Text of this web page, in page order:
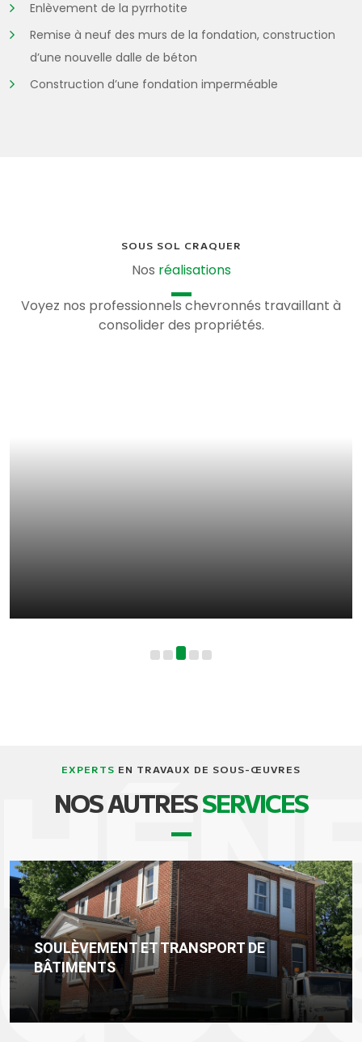
Enlèvement de la pyrrhotite
Remise à neuf des murs de la fondation, construction
d’une nouvelle dalle de béton
Construction d’une fondation imperméable
SOUS SOL CRAQUER
Nos réalisations
Voyez nos professionnels chevronnés travaillant à
consolider des propriétés.
EXPERTS EN TRAVAUX DE SOUS-ŒUVRES
NOS AUTRESSERVICES
SOULÈVEMENT ET TRANSPORT DE
BÂTIMENTS